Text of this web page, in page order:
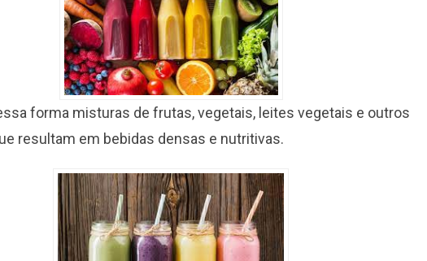
forma misturas de frutas, vegetais, leites vegetais e outros
resultam em bebidas densas e nutritivas.